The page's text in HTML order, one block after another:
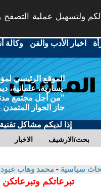
ولتسهيل عملية التصفح
- اخبار الأدب والفن -وكالة
الموقع الرئيسي
يسارية، علمانية،
"من أجل مجتمع
حاز الحوار
إذا لديكم مشاكل
الاخبار بحث/الارشيف
سياسية - محمد وهاب عبود
تبرعاتكم